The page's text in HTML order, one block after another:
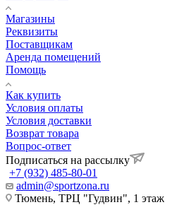
Магазины
Реквизиты
Поставщикам
Аренда помещений
Помощь
Как купить
Условия оплаты
Условия доставки
Возврат товара
Вопрос-ответ
Подписаться на рассылку
+7 (932) 485-80-01
admin@sportzona.ru
Тюмень, ТРЦ "Гудвин", 1 этаж